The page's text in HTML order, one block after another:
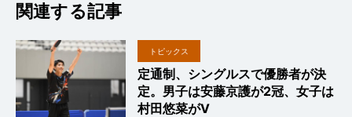
関連する記事
トピックス
定通制、シングルスで優勝者が決
定。男子は安藤京護が2冠、女子は
村田悠菜がV